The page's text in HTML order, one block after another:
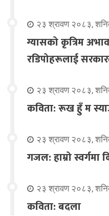
२३ श्रावण २०८३,
ग्यासको कृत्रिम अभाव
रडिपोहरूलाई
२३ श्रावण २०८३,
कविता: रूख हुँ म
२३ श्रावण २०८३,
गजल: हाम्रो
२३ श्रावण २०८३,
कविता: बदला